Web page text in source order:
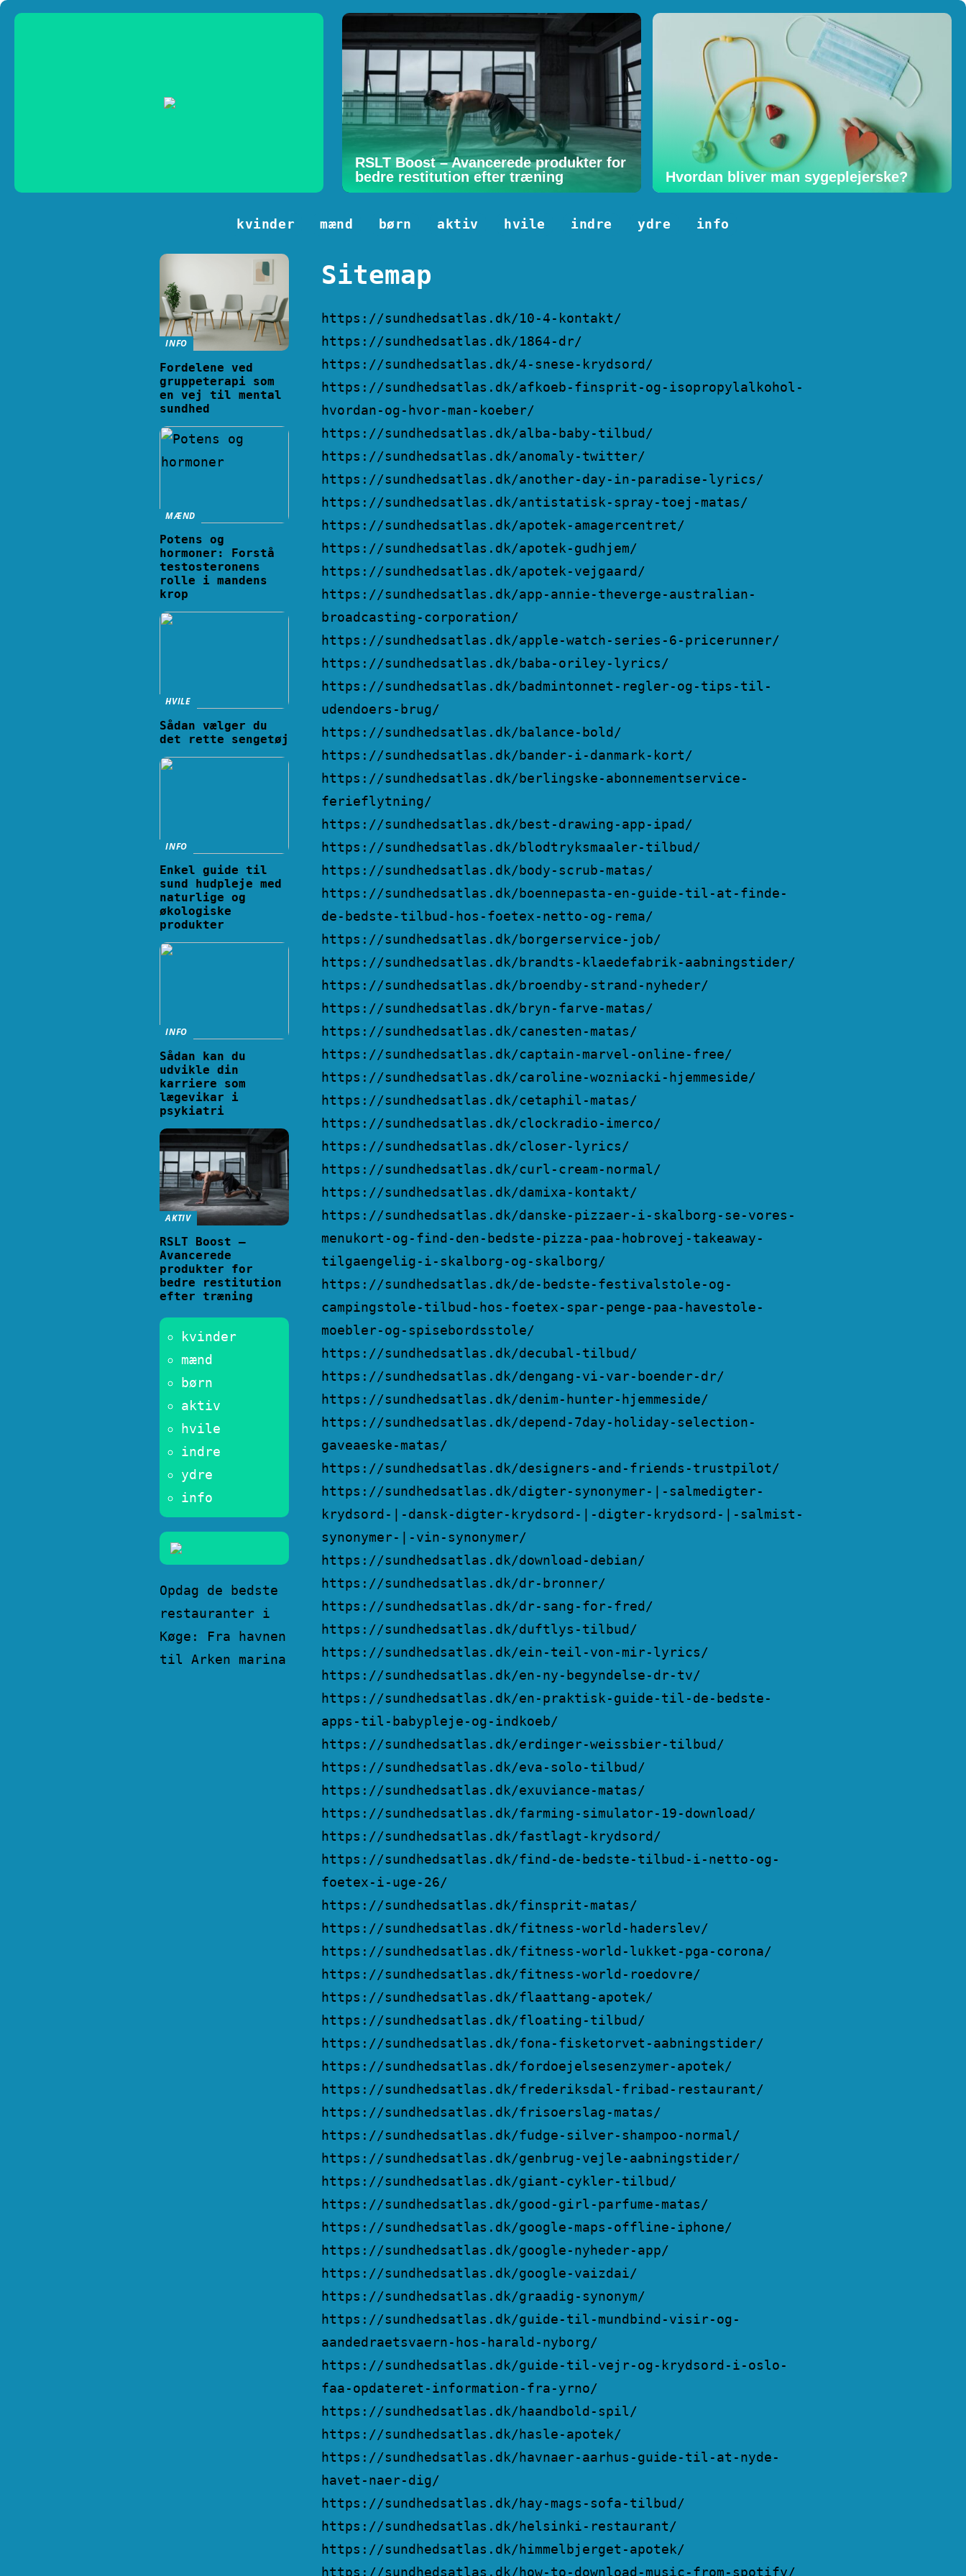
RSLT Boost – Avancerede produkter for
bedre restitution efter træning
Hvordan bliver man sygeplejerske?
kvinder mænd børn aktiv hvile indre ydre info
Sitemap
https://sundhedsatlas.dk/10-4-kontakt/
https://sundhedsatlas.dk/1864-dr/
https://sundhedsatlas.dk/4-snese-krydsord/
https://sundhedsatlas.dk/afkoeb-finsprit-og-isopropylalkohol-
hvordan-og-hvor-man-koeber/
https://sundhedsatlas.dk/alba-baby-tilbud/
https://sundhedsatlas.dk/anomaly-twitter/
https://sundhedsatlas.dk/another-day-in-paradise-lyrics/
https://sundhedsatlas.dk/antistatisk-spray-toej-matas/
https://sundhedsatlas.dk/apotek-amagercentret/
https://sundhedsatlas.dk/apotek-gudhjem/
https://sundhedsatlas.dk/apotek-vejgaard/
https://sundhedsatlas.dk/app-annie-theverge-australian-
broadcasting-corporation/
https://sundhedsatlas.dk/apple-watch-series-6-pricerunner/
https://sundhedsatlas.dk/baba-oriley-lyrics/
https://sundhedsatlas.dk/badmintonnet-regler-og-tips-til-
udendoers-brug/
https://sundhedsatlas.dk/balance-bold/
https://sundhedsatlas.dk/bander-i-danmark-kort/
https://sundhedsatlas.dk/berlingske-abonnementservice-
ferieflytning/
https://sundhedsatlas.dk/best-drawing-app-ipad/
https://sundhedsatlas.dk/blodtryksmaaler-tilbud/
https://sundhedsatlas.dk/body-scrub-matas/
https://sundhedsatlas.dk/boennepasta-en-guide-til-at-finde-
de-bedste-tilbud-hos-foetex-netto-og-rema/
https://sundhedsatlas.dk/borgerservice-job/
https://sundhedsatlas.dk/brandts-klaedefabrik-aabningstider/
https://sundhedsatlas.dk/broendby-strand-nyheder/
https://sundhedsatlas.dk/bryn-farve-matas/
https://sundhedsatlas.dk/canesten-matas/
https://sundhedsatlas.dk/captain-marvel-online-free/
https://sundhedsatlas.dk/caroline-wozniacki-hjemmeside/
https://sundhedsatlas.dk/cetaphil-matas/
https://sundhedsatlas.dk/clockradio-imerco/
https://sundhedsatlas.dk/closer-lyrics/
https://sundhedsatlas.dk/curl-cream-normal/
https://sundhedsatlas.dk/damixa-kontakt/
https://sundhedsatlas.dk/danske-pizzaer-i-skalborg-se-vores-
menukort-og-find-den-bedste-pizza-paa-hobrovej-takeaway-
tilgaengelig-i-skalborg-og-skalborg/
https://sundhedsatlas.dk/de-bedste-festivalstole-og-
campingstole-tilbud-hos-foetex-spar-penge-paa-havestole-
moebler-og-spisebordsstole/
https://sundhedsatlas.dk/decubal-tilbud/
https://sundhedsatlas.dk/dengang-vi-var-boender-dr/
https://sundhedsatlas.dk/denim-hunter-hjemmeside/
https://sundhedsatlas.dk/depend-7day-holiday-selection-
gaveaeske-matas/
https://sundhedsatlas.dk/designers-and-friends-trustpilot/
https://sundhedsatlas.dk/digter-synonymer-|-salmedigter-
krydsord-|-dansk-digter-krydsord-|-digter-krydsord-|-salmist-
synonymer-|-vin-synonymer/
https://sundhedsatlas.dk/download-debian/
https://sundhedsatlas.dk/dr-bronner/
https://sundhedsatlas.dk/dr-sang-for-fred/
https://sundhedsatlas.dk/duftlys-tilbud/
https://sundhedsatlas.dk/ein-teil-von-mir-lyrics/
https://sundhedsatlas.dk/en-ny-begyndelse-dr-tv/
https://sundhedsatlas.dk/en-praktisk-guide-til-de-bedste-
apps-til-babypleje-og-indkoeb/
https://sundhedsatlas.dk/erdinger-weissbier-tilbud/
https://sundhedsatlas.dk/eva-solo-tilbud/
https://sundhedsatlas.dk/exuviance-matas/
https://sundhedsatlas.dk/farming-simulator-19-download/
https://sundhedsatlas.dk/fastlagt-krydsord/
https://sundhedsatlas.dk/find-de-bedste-tilbud-i-netto-og-
foetex-i-uge-26/
https://sundhedsatlas.dk/finsprit-matas/
https://sundhedsatlas.dk/fitness-world-haderslev/
https://sundhedsatlas.dk/fitness-world-lukket-pga-corona/
https://sundhedsatlas.dk/fitness-world-roedovre/
https://sundhedsatlas.dk/flaattang-apotek/
https://sundhedsatlas.dk/floating-tilbud/
https://sundhedsatlas.dk/fona-fisketorvet-aabningstider/
https://sundhedsatlas.dk/fordoejelsesenzymer-apotek/
https://sundhedsatlas.dk/frederiksdal-fribad-restaurant/
https://sundhedsatlas.dk/frisoerslag-matas/
https://sundhedsatlas.dk/fudge-silver-shampoo-normal/
https://sundhedsatlas.dk/genbrug-vejle-aabningstider/
https://sundhedsatlas.dk/giant-cykler-tilbud/
https://sundhedsatlas.dk/good-girl-parfume-matas/
https://sundhedsatlas.dk/google-maps-offline-iphone/
https://sundhedsatlas.dk/google-nyheder-app/
https://sundhedsatlas.dk/google-vaizdai/
https://sundhedsatlas.dk/graadig-synonym/
https://sundhedsatlas.dk/guide-til-mundbind-visir-og-
aandedraetsvaern-hos-harald-nyborg/
https://sundhedsatlas.dk/guide-til-vejr-og-krydsord-i-oslo-
faa-opdateret-information-fra-yrno/
https://sundhedsatlas.dk/haandbold-spil/
https://sundhedsatlas.dk/hasle-apotek/
https://sundhedsatlas.dk/havnaer-aarhus-guide-til-at-nyde-
havet-naer-dig/
https://sundhedsatlas.dk/hay-mags-sofa-tilbud/
https://sundhedsatlas.dk/helsinki-restaurant/
https://sundhedsatlas.dk/himmelbjerget-apotek/
https://sundhedsatlas.dk/how-to-download-music-from-spotify/
INFO
Fordelene ved
gruppeterapi som
en vej til mental
sundhed
MÆND
Potens og
hormoner: Forstå
testosteronens
rolle i mandens
krop
HVILE
Sådan vælger du
det rette sengetøj
INFO
Enkel guide til
sund hudpleje med
naturlige og
økologiske
produkter
INFO
Sådan kan du
udvikle din
karriere som
lægevikar i
psykiatri
AKTIV
RSLT Boost –
Avancerede
produkter for
bedre restitution
efter træning
kvinder
mænd
børn
aktiv
hvile
indre
ydre
info
Opdag de bedste
restauranter i
Køge: Fra havnen
til Arken marina